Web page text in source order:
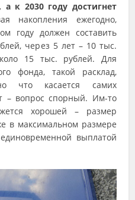
к 2030 году достигнет
накопления ежегодно,
году должен составить
через 5 лет – 10 тыс.
15 тыс. рублей. Для
фонда, такой расклад,
что касается самих
– вопрос спорный. Им-то
хорошей – размер
в максимальном размере
выплатой